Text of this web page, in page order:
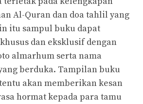
Al-Quran dan doa tahlil yang
itu sampul buku dapat
dan eksklusif dengan
almarhum serta nama
berduka. Tampilan buku
akan memberikan kesan
hormat kepada para tamu